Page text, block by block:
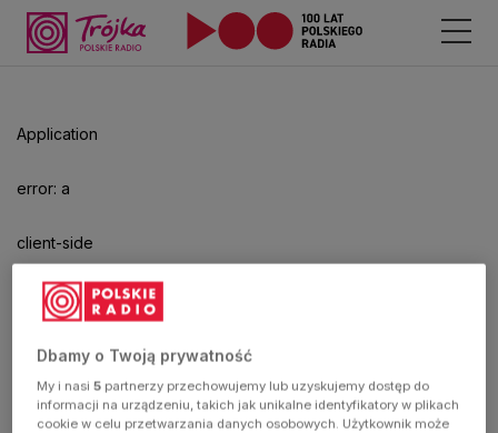
Application
error: a
client-side
exception
has
occurred
aby
odtwarzać.
Dbamy o Twoją prywatność
My i nasi5 partnerzy przechowujemy lub uzyskujemy dostęp do
informacji na urządzeniu, takich jak unikalne identyfikatory w plikach
cookie w celu przetwarzania danych osobowych. Użytkownik może